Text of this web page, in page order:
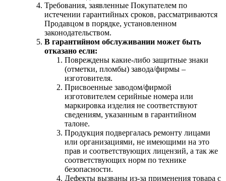
Требования, заявленные Покупателем по
истечении гарантийных сроков, рассматриваются
Продавцом в порядке, установленном
законодательством.
В гарантийном обслуживании может быть
отказано если:
Повреждены какие-либо защитные знаки
(отметки, пломбы) завода/фирмы –
изготовителя.
Присвоенные заводом/фирмой
изготовителем серийные номера или
маркировка изделия не соответствуют
сведениям, указанным в гарантийном
талоне.
Продукция подвергалась ремонту лицами
или организациями, не имеющими на это
прав и соответствующих лицензий, а так же
соответствующих норм по технике
безопасности.
Дефекты вызваны из-за применения товара с